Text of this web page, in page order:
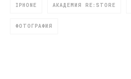
IPHONE АКАДЕМИЯ RE:STORE
ФОТОГРАФИЯ